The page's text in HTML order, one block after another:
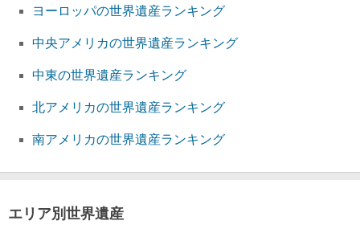
ヨーロッパの世界遺産ランキング
中央アメリカの世界遺産ランキング
中東の世界遺産ランキング
北アメリカの世界遺産ランキング
南アメリカの世界遺産ランキング
エリア別世界遺産